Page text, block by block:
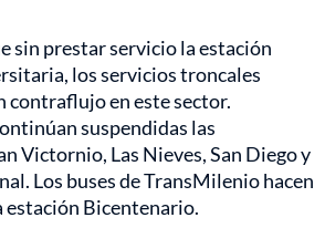
sin prestar servicio la estación
los servicios troncales
contraflujo en este sector.
suspendidas las
Victornio, Las Nieves, San Diego y
Los buses de TransMilenio hacen
estación Bicentenario.